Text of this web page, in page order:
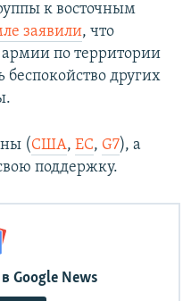
к восточным
заявили, что
по территории
других
(США, ЕС, G7), а
поддержку.
Google News